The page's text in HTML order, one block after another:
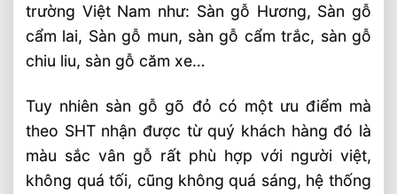
trường Việt Nam như: Sàn gỗ Hương, Sàn gỗ
cẩm lai, Sàn gỗ mun, sàn gỗ cẩm trắc, sàn gỗ
chiu liu, sàn gỗ căm xe…
Tuy nhiên sàn gỗ gõ đỏ có một ưu điểm mà
theo SHT nhận được từ quý khách hàng đó là
màu sắc vân gỗ rất phù hợp với người việt,
không quá tối, cũng không quá sáng, hệ thống